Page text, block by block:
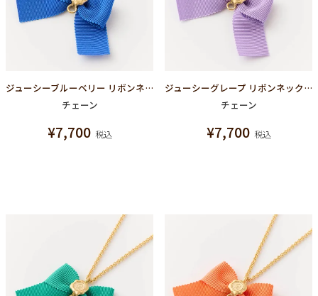
ジューシーブルーベリー リボンネックレスチェーン
チェーン
¥7,700 税込
ジューシーグレープ リボンネックレスチェーン
チェーン
¥7,700 税込